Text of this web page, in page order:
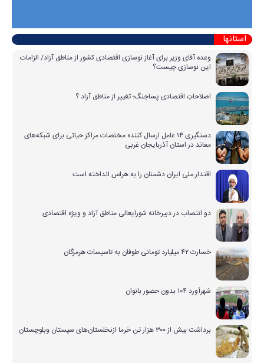
استانها
وعده آقای وزیر برای آغاز نوسازی اقتصادی کشور از مناطق آزاد/ الزامات
این نوسازی چیست؟
اصلاحاتِ اقتصادی پساجنگ؛ تغییر از مناطق آزاد ؟
دستگیری ۱۴ عامل ارسال کننده مختصات مراکز حیاتی برای شبکه‌های
معاند در استان آذربایجان غربی
اقتدار ملی ایران دشمنان را به هراس انداخته است
دو انتصاب در دبیرخانه شورایعالی مناطق آزاد و ویژه اقتصادی
خسارت ۴۲ میلیارد تومانی طوفان به تاسیسات هرمزگان
شهرآورد ۱۰۴ بدون حضور بانوان
برداشت بیش از ۳۰۰ هزار تن خرما ازنخلستان‌های سیستان وبلوچستان